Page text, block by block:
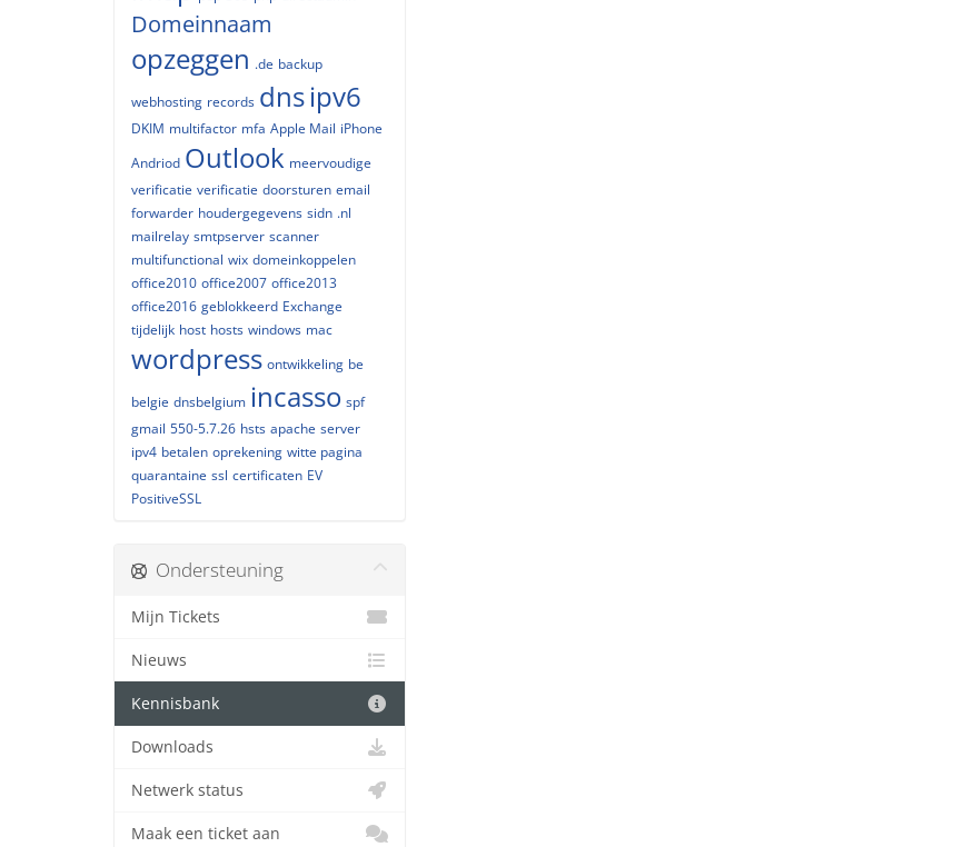
Domeinnaam
opzeggen .de backup
webhosting records dnsipv6
DKIM multifactor mfa Apple Mail iPhone
Andriod Outlook meervoudige
verificatie verificatie doorsturen email
forwarder houdergegevens sidn .nl
mailrelay smtpserver scanner
multifunctional wix domeinkoppelen
office2010 office2007 office2013
office2016 geblokkeerd Exchange
tijdelijk host hosts windows mac
wordpress ontwikkeling be
belgie dnsbelgium incasso spf
gmail 550-5.7.26 hsts apache server
ipv4 betalen oprekening witte pagina
quarantaine ssl certificaten EV
PositiveSSL
Ondersteuning
Mijn Tickets
Nieuws
Kennisbank
Downloads
Netwerk status
Maak een ticket aan